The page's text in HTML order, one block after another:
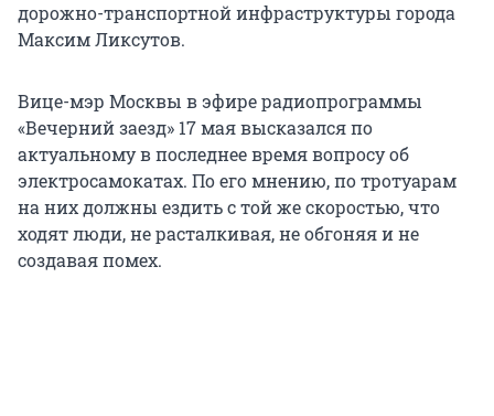
дорожно-транспортной инфраструктуры города
Максим Ликсутов.
Вице-мэр Москвы в эфире радиопрограммы
«Вечерний заезд» 17 мая высказался по
актуальному в последнее время вопросу об
электросамокатах. По его мнению, по тротуарам
на них должны ездить с той же скоростью, что
ходят люди, не расталкивая, не обгоняя и не
создавая помех.